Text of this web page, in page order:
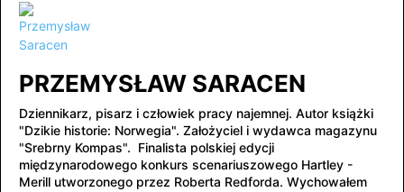
PRZEMYSŁAW SARACEN
Dziennikarz, pisarz i człowiek pracy najemnej. Autor książki
"Dzikie historie: Norwegia". Założyciel i wydawca magazynu
"Srebrny Kompas". Finalista polskiej edycji
międzynarodowego konkurs scenariuszowego Hartley -
Merill utworzonego przez Roberta Redforda. Wychowałem